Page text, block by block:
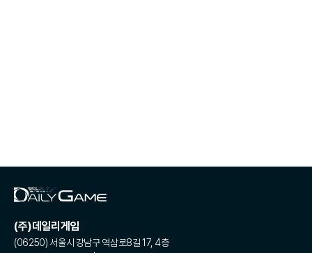
(주)데일리게임
(06250) 서울시 강남구 역삼로8길 17, 4층